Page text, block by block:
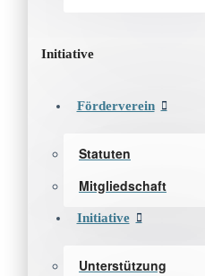
Initiative
Förderverein
Statuten
Mitgliedschaft
Initiative
Unterstützung